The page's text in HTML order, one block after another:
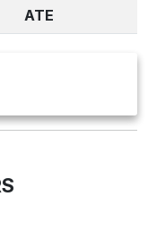
ATE